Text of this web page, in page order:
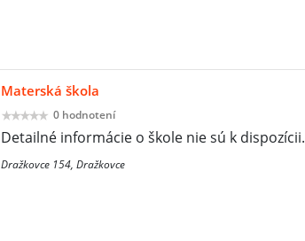
Materská škola
0 hodnotení
Detailné informácie o škole nie sú k dispozícii.
Dražkovce 154, Dražkovce